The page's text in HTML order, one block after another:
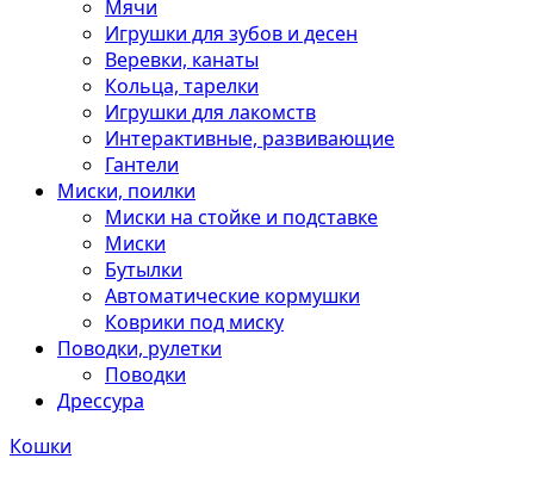
Мячи
Игрушки для зубов и десен
Веревки, канаты
Кольца, тарелки
Игрушки для лакомств
Интерактивные, развивающие
Гантели
Миски, поилки
Миски на стойке и подставке
Миски
Бутылки
Автоматические кормушки
Коврики под миску
Поводки, рулетки
Поводки
Дрессура
Кошки